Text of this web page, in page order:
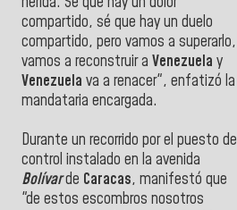
compartido, sé que hay un duelo
compartido, pero vamos a superarlo,
vamos a reconstruir a Venezuela y
Venezuela va a renacer", enfatizó la
mandataria encargada.
Durante un recorrido por el puesto de
control instalado en la avenida
Bolívarde Caracas, manifestó que
"de estos escombros nosotros